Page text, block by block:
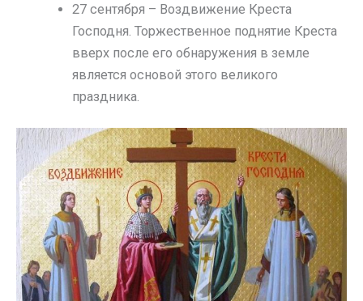
27 сентября – Воздвижение Креста
Господня. Торжественное поднятие Креста
вверх после его обнаружения в земле
является основой этого великого
праздника.